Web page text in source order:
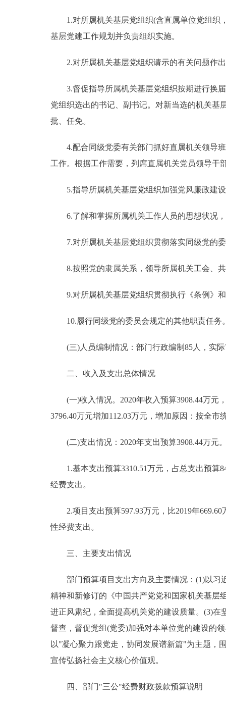
1.对所属机关基层党组织(含直属单位党组织
基层党建工作规划并负责组织实施。
2.对所属机关基层党组织请示的有关问题作出
3.督促指导所属机关基层党组织按期进行换届
党组织选出的书记、副书记。对新当选的机关基
批、任免。
4.配合同级党委有关部门抓好直属机关领导班
工作。根据工作需要，列席直属机关党员领导干
5.指导所属机关基层党组织加强党风廉政建设
6.了解和掌握所属机关工作人员的思想状况，
7.对所属机关基层党组织贯彻落实同级党的委
8.按照党的隶属关系，领导所属机关工会、共
9.对所属机关基层党组织贯彻执行《条例》和
10.履行同级党的委员会规定的其他职责任务
(三)人员编制情况：部门行政编制85人，实际
二、收入及支出总体情况
(一)收入情况。2020年收入预算3908.44万元，
3796.40万元增加112.03万元，增加原因：按全
(二)支出情况：2020年支出预算3908.44万元
1.基本支出预算3310.51万元，占总支出预算
经费支出。
2.项目支出预算597.93万元，比2019年669.60
性经费支出。
三、主要支出情况
部门预算项目支出方向及主要情况：(1)以习
精神和新修订的《中国共产党党和国家机关基层
进正风肃纪，全面提高机关党的建设质量。(3)
督查，督促党组(党委)加强对本单位党的建设的
以"凝心聚力跟党走，协同发展谱新篇"为主题，
宣传弘扬社会主义核心价值观。
四、部门"三公"经费财政拨款预算说明